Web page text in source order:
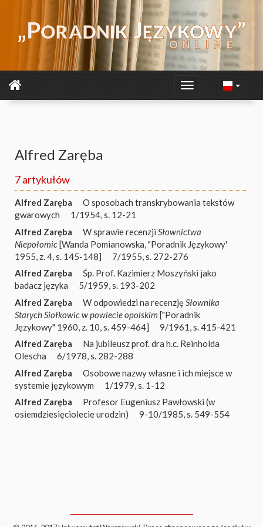
Alfred Zaręba
7 artykułów
Alfred Zaręba
O sposobach transkrybowania tekstów
gwarowych
1/1954, s. 12-21
Alfred Zaręba
W sprawie recenzji Słownictwa
Niepołomic[Wanda Pomianowska, "Poradnik Językowy'
1955, z. 4, s. 145-148]
7/1955, s. 272-276
Alfred Zaręba
Śp. Prof. Kazimierz Moszyński jako
badacz języka
5/1959, s. 193-202
Alfred Zaręba
W odpowiedzi na recenzję Słownika
Starych Siołkowic w powiecie opolskim ["Poradnik
Językowy" 1960, z. 10, s. 459-464]
9/1961, s. 415-421
Alfred Zaręba
Na jubileusz prof. dra h.c. Reinholda
Olescha
6/1978, s. 282-288
Alfred Zaręba
Osobowe nazwy własne i ich miejsce w
systemie językowym
1/1979, s. 1-12
Alfred Zaręba
Profesor Eugeniusz Pawłowski (w
osiemdziesięciolecie urodzin)
9-10/1985, s. 549-554